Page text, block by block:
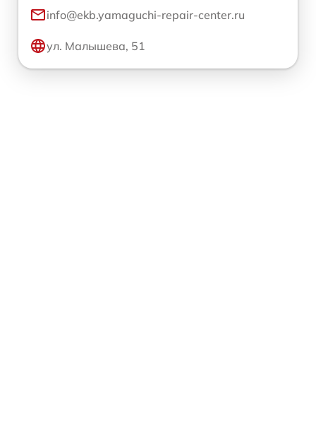
info@ekb.yamaguchi-repair-center.ru
ул. Малышева, 51